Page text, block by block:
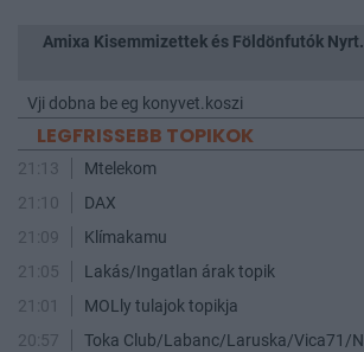
Amixa Kisemmizettek és Földönfutók Nyrt.
Vji dobna be eg konyvet.koszi
LEGFRISSEBB TOPIKOK
21:13
Mtelekom
21:10
DAX
21:09
Klímakamu
21:05
Lakás/Ingatlan árak topik
21:01
MOLly tulajok topikja
20:57